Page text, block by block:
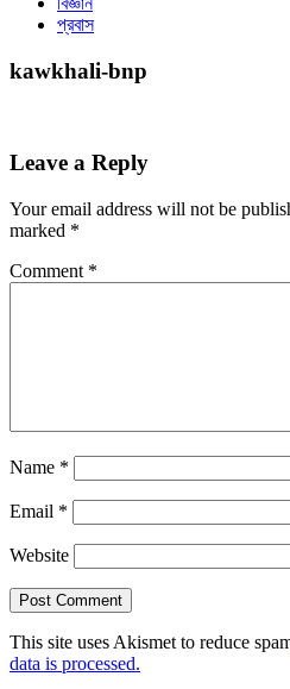
প্রবাস
kawkhali-bnp
Leave a Reply
Your email address will not be
marked *
Comment *
Name *
Email *
Website
This site uses Akismet to reduce
data is processed.